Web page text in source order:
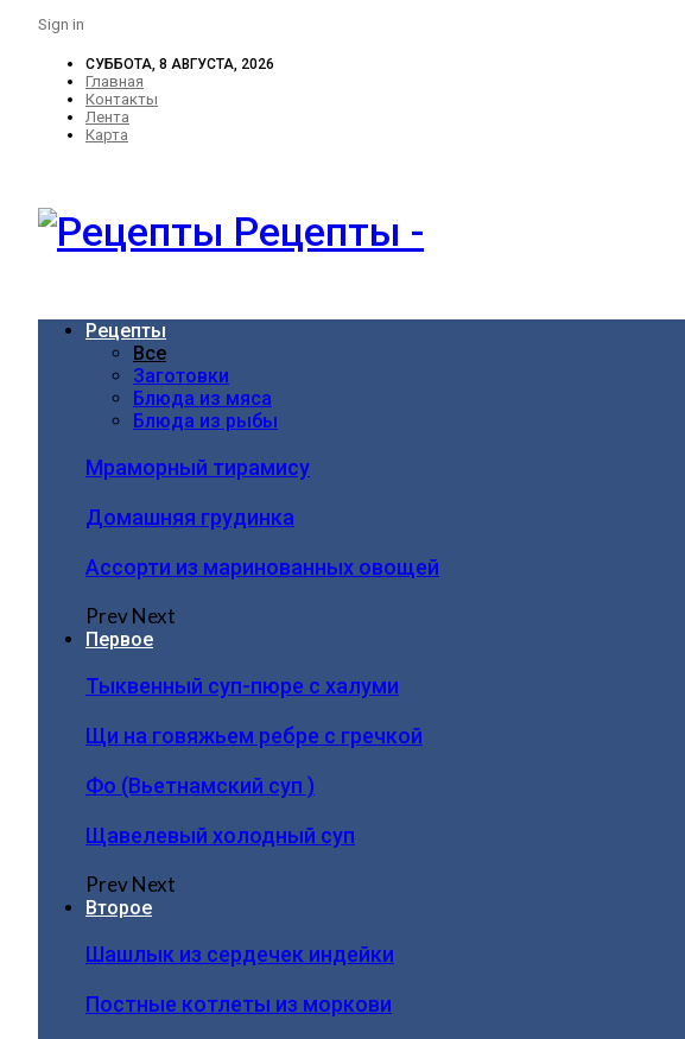
Sign in
СУББОТА, 8 АВГУСТА, 2026
Главная
Контакты
Лента
Карта
Рецепты -
Рецепты
Все
Заготовки
Блюда из мяса
Блюда из рыбы
Мраморный тирамису
Домашняя грудинка
Ассорти из маринованных овощей
PrevNext
Первое
Тыквенный суп-пюре с халуми
Щи на говяжьем ребре с гречкой
Фо (Вьетнамский суп )
Щавелевый холодный суп
PrevNext
Второе
Шашлык из сердечек индейки
Постные котлеты из моркови